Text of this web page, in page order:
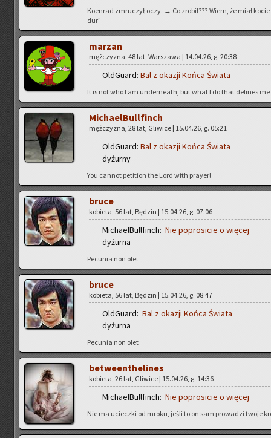
Ko­en­rad zmru­czył oczy. → Co zro­bił??? Wiem, że miał
dur"
ma­rzan
męż­czy­zna, 48 lat, War­sza­wa | 14.04.26, g. 20:38
Old­Gu­ard: Bal z oka­zji Końca Świa­ta
It is not who I am un­der­ne­ath, but what I do that de­fi­nes me
Mi­cha­el­Bul­l­finch
męż­czy­zna, 28 lat, Gli­wi­ce | 15.04.26, g. 05:21
Old­Gu­ard: Bal z oka­zji Końca Świa­ta
dy­żur­ny
You can­not pe­ti­tion the Lord with pray­er!
bruce
ko­bie­ta, 56 lat, Bę­dzin | 15.04.26, g. 07:06
Mi­cha­el­Bul­l­finch: Nie po­pro­si­cie o wię­cej
dy­żur­na
Pe­cu­nia non olet
bruce
ko­bie­ta, 56 lat, Bę­dzin | 15.04.26, g. 08:47
Old­Gu­ard: Bal z oka­zji Końca Świa­ta
dy­żur­na
Pe­cu­nia non olet
be­twe­en­the­li­nes
ko­bie­ta, 26 lat, Gli­wi­ce | 15.04.26, g. 14:36
Mi­cha­el­Bul­l­finch: Nie po­pro­si­cie o wię­cej
Nie ma uciecz­ki od mroku, jeśli to on sam pro­wa­dzi twoje